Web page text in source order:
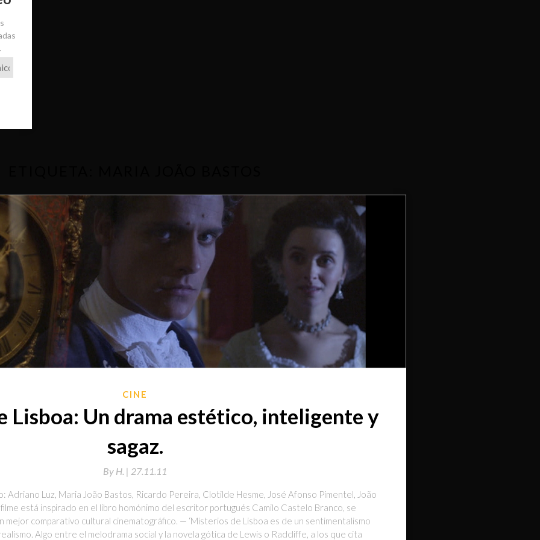
CINE
Lisboa: Un drama estético, inteligente y
sagaz.
By H. | 27.11.11
Adriano Luz, Maria João Bastos, Ricardo Pereira, Clotilde Hesme, José Afonso Pimentel, João
está inspirado en el libro homónimo del escritor portugués Camilo Castelo Branco, se
mejor comparativo cultural cinematográfico. — ‘Misterios de Lisboa es de un sentimentalismo
Algo entre el melodrama social y la novela gótica de Lewis o Radcliffe, a los que cita